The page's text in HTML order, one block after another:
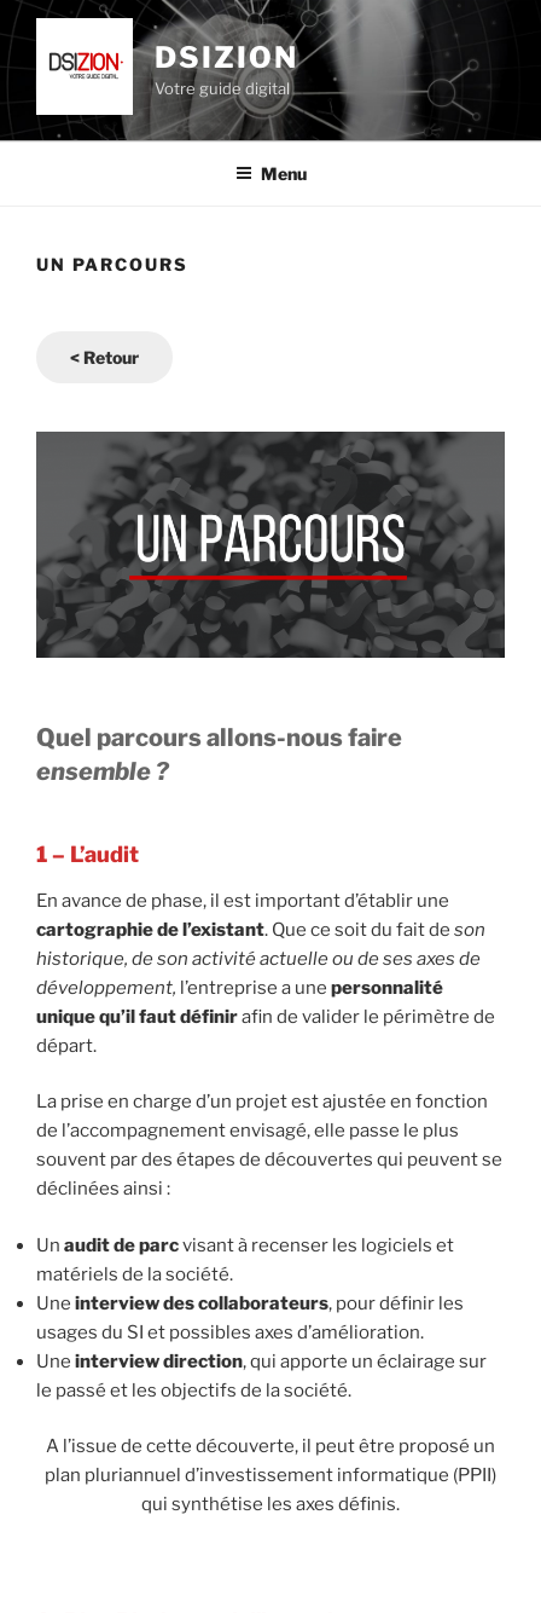
Aller
au
contenu
DSIZION
Votre guide digital
Menu
UN PARCOURS
< Retour
Quel parcours allons-nous faire
ensemble ?
1 – L’audit
En avance de phase, il est important d’établir une
cartographie de l’existant. Que ce soit du fait de son
historique, de son activité actuelle ou de ses axes de
développement, l’entreprise a une personnalité
unique qu’il faut définirafin de valider le périmètre de
départ.
La prise en charge d’un projet est ajustée en fonction
de l’accompagnement envisagé, elle passe le plus
souvent par des étapes de découvertes qui peuvent se
déclinées ainsi :
Un audit de parcvisant à recenser les logiciels et
matériels de la société.
Une interview des collaborateurs, pour définir les
usages du SI et possibles axes d’amélioration.
Une interview direction, qui apporte un éclairage sur
le passé et les objectifs de la société.
A l’issue de cette découverte, il peut être proposé un
plan pluriannuel d’investissement informatique (PPII)
qui synthétise les axes définis.